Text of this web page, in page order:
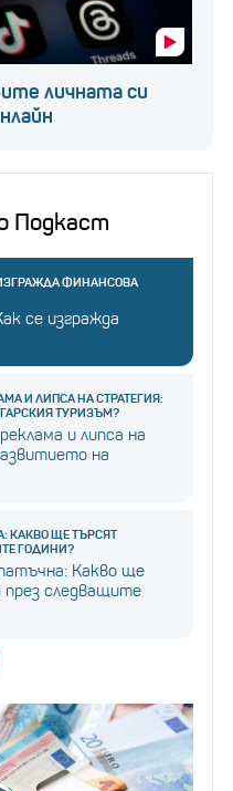
личната си
Подкаст
ФИНАНСОВА
се изгражда
И ЛИПСА НА СТРАТЕГИЯ:
ТУРИЗЪМ?
и липса на
на
КАКВО ЩЕ ТЪРСЯТ
ГОДИНИ?
Какво ще
следващите